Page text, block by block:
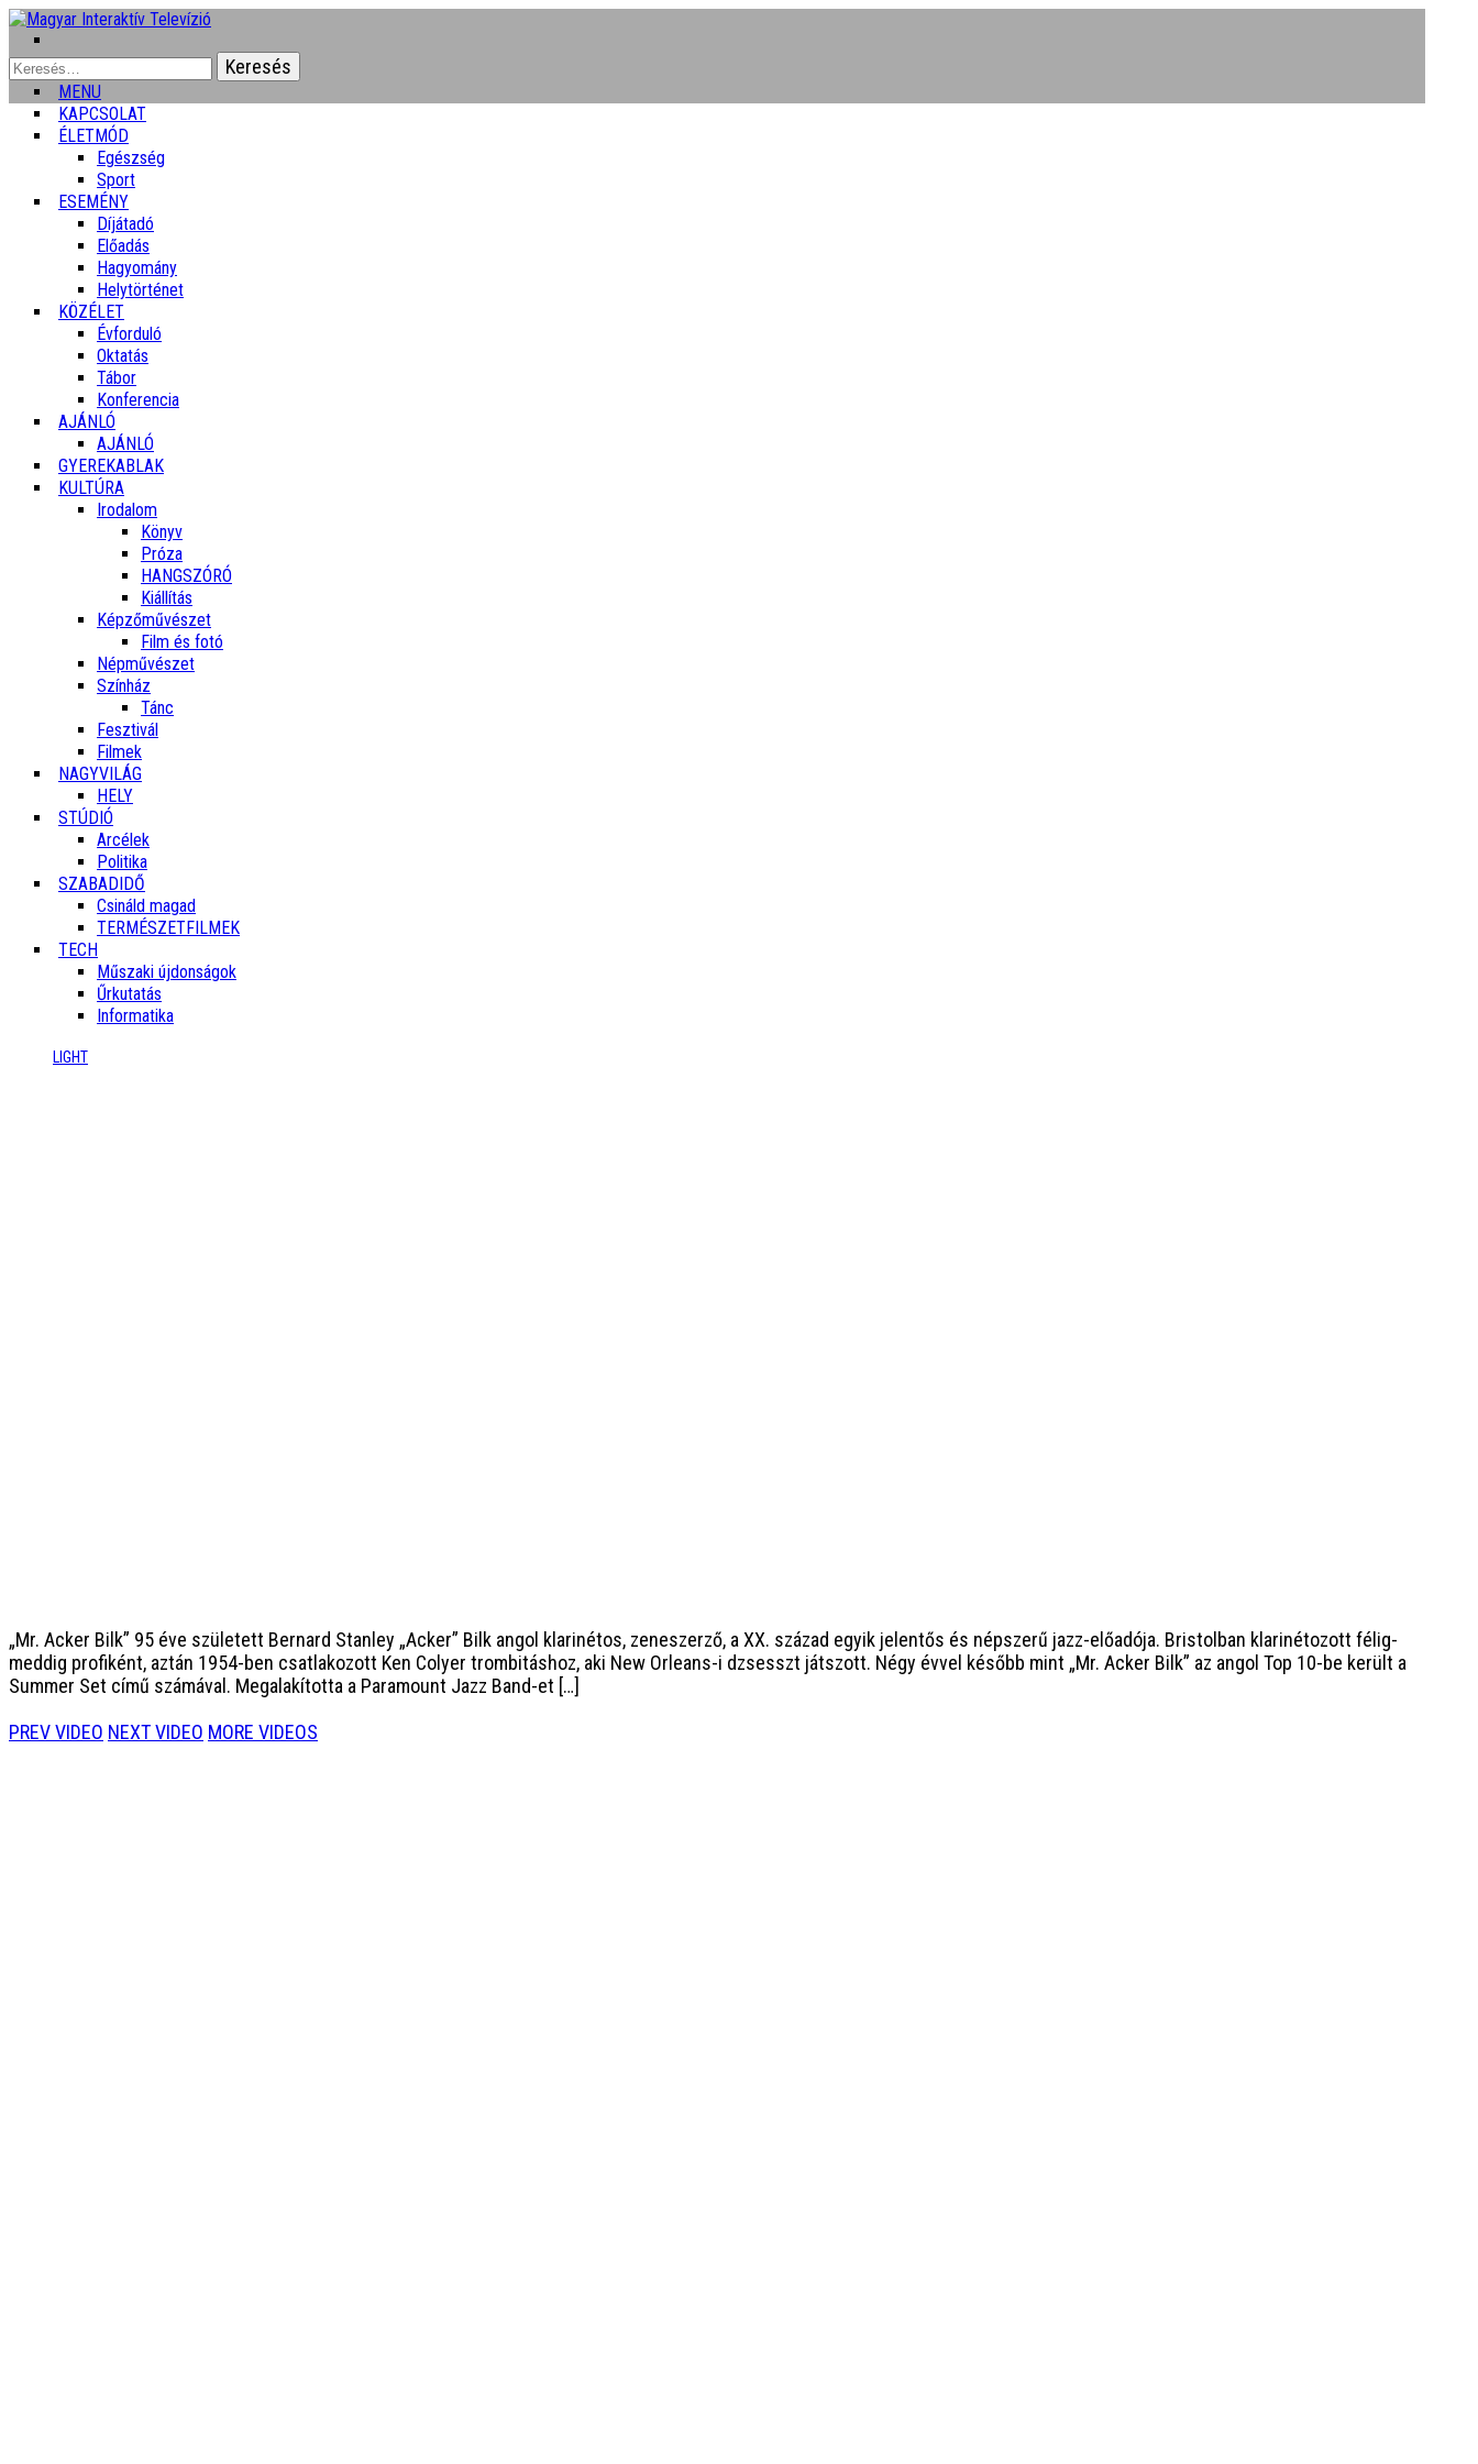
Keresés:
MENU
KAPCSOLAT
ÉLETMÓD
Egészség
Sport
ESEMÉNY
Díjátadó
Előadás
Hagyomány
Helytörténet
KÖZÉLET
Évforduló
Oktatás
Tábor
Konferencia
AJÁNLÓ
AJÁNLÓ
GYEREKABLAK
KULTÚRA
Irodalom
Könyv
Próza
HANGSZÓRÓ
Kiállítás
Képzőművészet
Film és fotó
Népművészet
Színház
Tánc
Fesztivál
Filmek
NAGYVILÁG
HELY
STÚDIÓ
Arcélek
Politika
SZABADIDŐ
Csináld magad
TERMÉSZETFILMEK
TECH
Műszaki újdonságok
Űrkutatás
Informatika
LIGHT
„Mr. Acker Bilk” 95 éve született Bernard Stanley „Acker” Bilk angol klarinétos, zeneszerző, a XX. század egyik jelentős és népszerű jazz-előadója. Bristolban klarinétozott félig-
meddig profiként, aztán 1954-ben csatlakozott Ken Colyer trombitáshoz, aki New Orleans-i dzsesszt játszott. Négy évvel később mint „Mr. Acker Bilk” az angol Top 10-be került a
Summer Set című számával. Megalakította a Paramount Jazz Band-et […]
PREV VIDEO NEXT VIDEO MORE VIDEOS